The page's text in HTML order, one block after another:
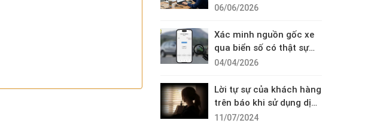
Diện Cuộc Gọi Đáng Ngờ
06/06/2026
Xác minh nguồn gốc xe
qua biển số có thật sự
cần thiết?
04/04/2026
Lời tự sự của khách hàng
trên báo khi sử dụng dịch
vụ thám tử sài gòn VDT
11/07/2024